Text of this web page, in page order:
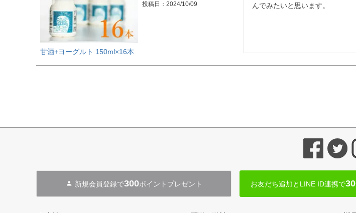
甘酒+ヨーグルト 150ml×16本
投稿日 2024/10/09
んでみたいと思います。
新規会員登録で300ポイントプレゼント お友だち追加とLINE ID連携で